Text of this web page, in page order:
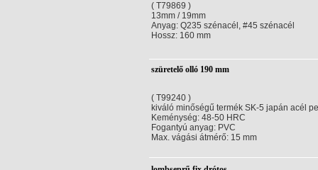
( T79869 )
13mm / 19mm
Anyag: Q235 szénacél, #45 szénacél
Hossz: 160 mm
szüretelő olló 190 mm
( T99240 )
kiváló minőségű termék SK-5 japán acél
Keménység: 48-50 HRC
Fogantyú anyag: PVC
Max. vágási átmérő: 15 mm